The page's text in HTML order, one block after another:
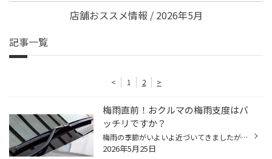
店舗おススメ情報 / 2026年5月
記事一覧
< 1 2 >
梅雨直前！おクルマの梅雨支度はバ
ッチリですか？
梅雨の季節がいよいよ近づいてきましたが、皆さんおクルマのコンディションはいかがでしょうか？ 雨の日の運転が増えるこれからの時期こそ、早めのメンテナンスがおすすめです。 今回は、雨の日でも安心して走行するためのおすすめメンテナンスポイントをご紹介いたします！ 現在、コクピット・タイ...
2026年5月25日